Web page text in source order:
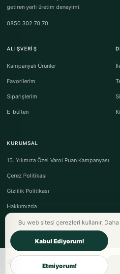
4.672,00TL
%30 fiyat avantajı
getiren yerli üretim deneyimi.
0850 302 70 70
ALIŞVERIŞ
Kampanyalı Ürünler
Favorilerim
Siparişlerim
E-bülten
KURUMSAL
15. Yılımıza Özel Varol Puan Kampanyası
Çerez Politikası
Gizlilik Politikası
Hakkımızda
Varol Tekstil Ev Tekstili © 2026 - Tüm Hakları
Mesafeli Satış Sözleşmesi·Ön Bilgilendirme Formu
Bu web sitesi çerezleri kullanır.
Kabul Ediyorum!
Etmiyorum!